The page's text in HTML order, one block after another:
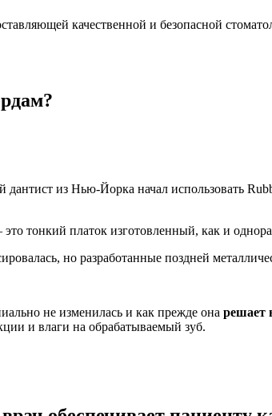
качественной и безопасной
из Нью-Йорка начал использовать
тонкий платок изготовленный, как и
но разработанные поздней
не изменилась и как прежде она решает
и влаги на обрабатываемый зуб.